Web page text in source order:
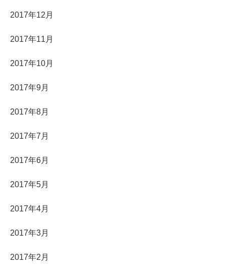
2017年12月
2017年11月
2017年10月
2017年9月
2017年8月
2017年7月
2017年6月
2017年5月
2017年4月
2017年3月
2017年2月